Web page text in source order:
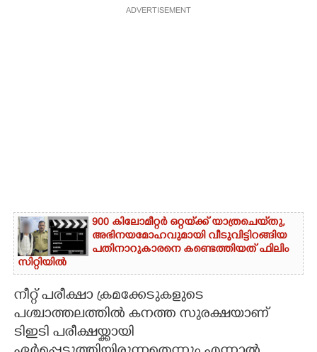
ADVERTISEMENT
900 കിലോമീറ്റർ ഒറ്റയ്‌ക്ക് യാത്രചെ‌യ്‌തു,​
അഭിനയമോഹവുമായി വീടുവിട്ടിറങ്ങിയ
പതിനാറുകാരനെ കണ്ടെത്തിയത് ഫിലിം
സിറ്റിയിൽ
നീറ്റ് പരീക്ഷാ ക്രമക്കേടുകളുടെ
പശ്ചാത്തലത്തിൽ കനത്ത സുരക്ഷയാണ്
ടിഇടി പരീക്ഷയ്ക്കായി